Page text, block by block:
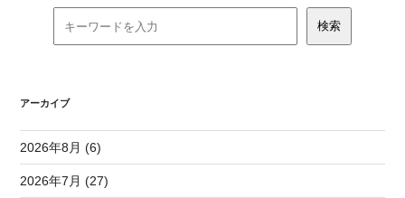
アーカイブ
2026年8月 (6)
2026年7月 (27)